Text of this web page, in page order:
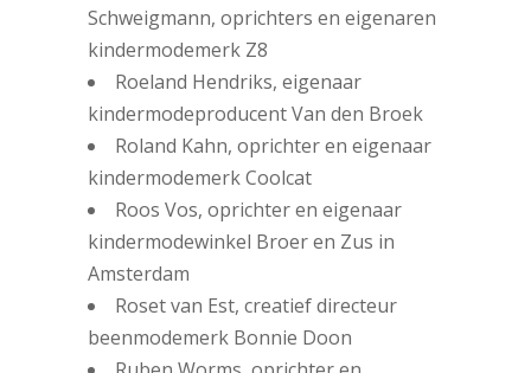
Schweigmann, oprichters en eigenaren
kindermodemerk Z8
Roeland Hendriks, eigenaar
kindermodeproducent Van den Broek
Roland Kahn, oprichter en eigenaar
kindermodemerk Coolcat
Roos Vos, oprichter en eigenaar
kindermodewinkel Broer en Zus in
Amsterdam
Roset van Est, creatief directeur
beenmodemerk Bonnie Doon